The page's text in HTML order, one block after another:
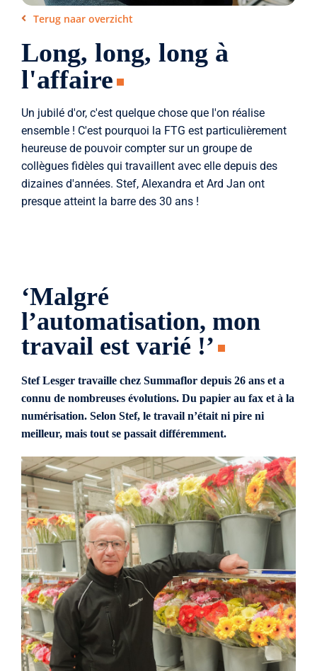
Terug naar overzicht
Long, long, long à
l'affaire
Un jubilé d'or, c'est quelque chose que l'on réalise
ensemble ! C'est pourquoi la FTG est particulièrement
heureuse de pouvoir compter sur un groupe de
collègues fidèles qui travaillent avec elle depuis des
dizaines d'années. Stef, Alexandra et Ard Jan ont
presque atteint la barre des 30 ans !
‘Malgré
l’automatisation, mon
travail est varié !’
Stef Lesger travaille chez Summaflor depuis 26 ans et a
connu de nombreuses évolutions. Du papier au fax et à la
numérisation. Selon Stef, le travail n’était ni pire ni
meilleur, mais tout se passait différemment.